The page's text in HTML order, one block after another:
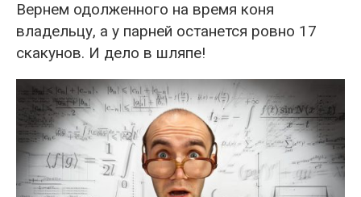
Вернем одолженного на время коня
владельцу, а у парней останется ровно 17
скакунов. И дело в шляпе!